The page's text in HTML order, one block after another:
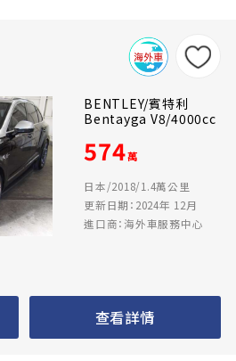
BENTLEY/賓特利
Bentayga V8/4000cc
574萬
日本/2018/1.4萬公里
更新日期：2024年 12月
進口商：海外車服務中心
查看詳情